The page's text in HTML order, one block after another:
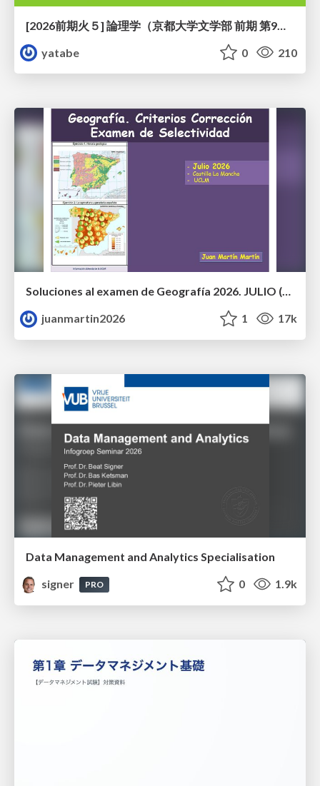
yatabe
0 210
Soluciones al examen de Geografía 2026. JULIO (Convocatoria Extraordinaria)
juanmartin2026
1 17k
Data Management and Analytics Specialisation
signer
PRO 0 1.9k